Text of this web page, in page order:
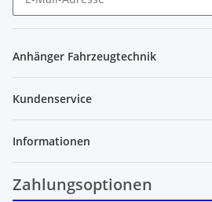
Anhänger Fahrzeugtechnik
Kundenservice
Informationen
Zahlungsoptionen